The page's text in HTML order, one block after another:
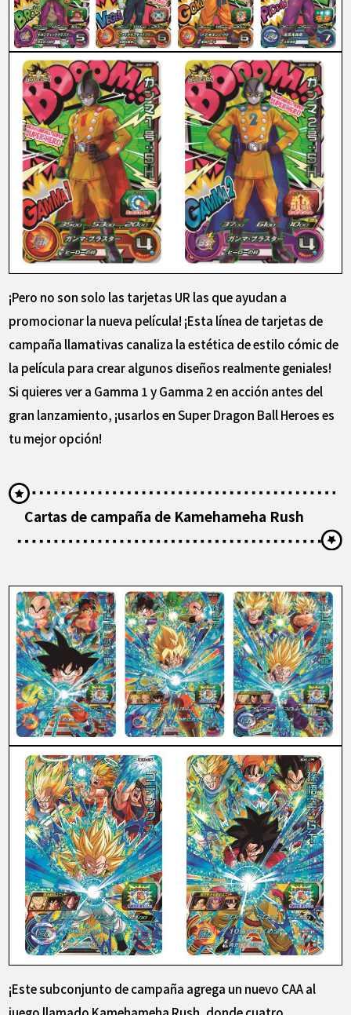
¡Pero no son solo las tarjetas UR las que ayudan a
promocionar la nueva película! ¡Esta línea de tarjetas de
campaña llamativas canaliza la estética de estilo cómic de
la película para crear algunos diseños realmente geniales!
Si quieres ver a Gamma 1 y Gamma 2 en acción antes del
gran lanzamiento, ¡usarlos en Super Dragon Ball Heroes es
tu mejor opción!
Cartas de campaña de Kamehameha Rush
¡Este subconjunto de campaña agrega un nuevo CAA al